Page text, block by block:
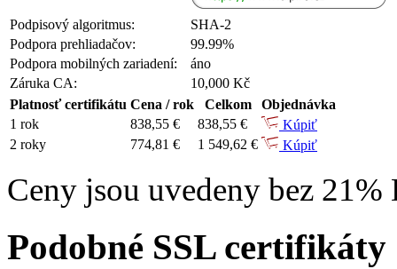
Podpisový algoritmus:
SHA-2
Podpora prehliadačov:
99.99%
Podpora mobilných zariadení:
áno
Záruka CA:
10,000 Kč
Platnosť certifikátu Cena / rok Celkom
Objednávka
1 rok
838,55 € 838,55 €
Kúpiť
2 roky
774,81 € 1 549,62 € Kúpiť
Ceny jsou uvedeny bez 21%
Podobné SSL certifikáty